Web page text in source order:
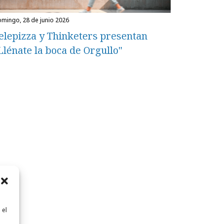
el
28 de junio 2026
y Thinketers presentan
la boca de Orgullo"